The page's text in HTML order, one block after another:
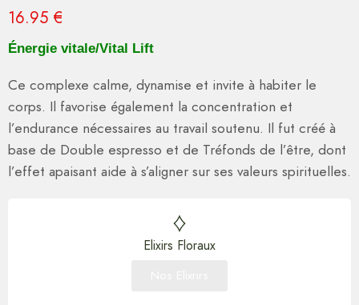
16.95 €
Énergie vitale/Vital Lift
Ce complexe calme, dynamise et invite à habiter le
corps. Il favorise également la concentration et
l’endurance nécessaires au travail soutenu. Il fut créé à
base de Double espresso et de Tréfonds de l’être, dont
l’effet apaisant aide à s’aligner sur ses valeurs spirituelles.
Elixirs Floraux